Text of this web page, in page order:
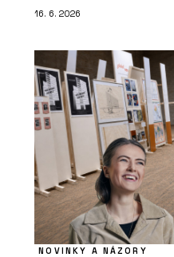
16. 6. 2026
NOVINKY A NÁZORY